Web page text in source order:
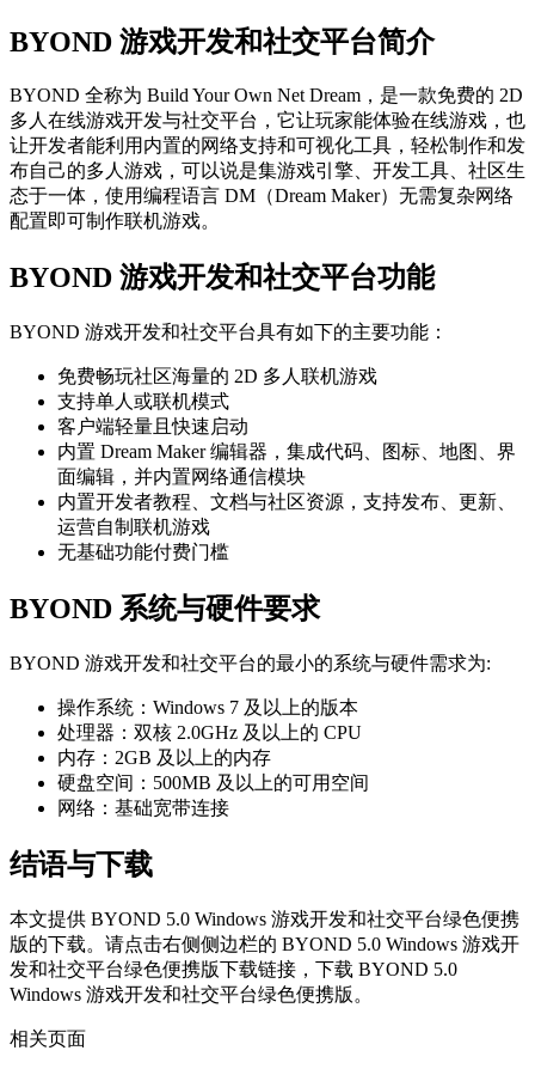
BYOND 游戏开发和社交平台简介
BYOND 全称为 Build Your Own Net Dream，是一款免费的 2D
多人在线游戏开发与社交平台，它让玩家能体验在线游戏，也
让开发者能利用内置的网络支持和可视化工具，轻松制作和发
布自己的多人游戏，可以说是集游戏引擎、开发工具、社区生
态于一体，使用编程语言 DM（Dream Maker）无需复杂网络
配置即可制作联机游戏。
BYOND 游戏开发和社交平台功能
BYOND 游戏开发和社交平台具有如下的主要功能：
免费畅玩社区海量的 2D 多人联机游戏
支持单人或联机模式
客户端轻量且快速启动
内置 Dream Maker 编辑器，集成代码、图标、地图、界
面编辑，并内置网络通信模块
内置开发者教程、文档与社区资源，支持发布、更新、
运营自制联机游戏
无基础功能付费门槛
BYOND 系统与硬件要求
BYOND 游戏开发和社交平台的最小的系统与硬件需求为:
操作系统：Windows 7 及以上的版本
处理器：双核 2.0GHz 及以上的 CPU
内存：2GB 及以上的内存
硬盘空间：500MB 及以上的可用空间
网络：基础宽带连接
结语与下载
本文提供 BYOND 5.0 Windows 游戏开发和社交平台绿色便携
版的下载。请点击右侧侧边栏的 BYOND 5.0 Windows 游戏开
发和社交平台绿色便携版下载链接，下载 BYOND 5.0
Windows 游戏开发和社交平台绿色便携版。
相关页面